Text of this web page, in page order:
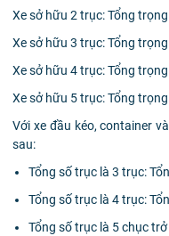
Xe sở hữu 2 trục: Tổng
Xe sở hữu 3 trục: Tổng
Xe sở hữu 4 trục: Tổng
Xe sở hữu 5 trục: Tổng
Với xe đầu kéo, container
sau:
Tổng số trục là 3 trục:
Tổng số trục là 4 trục:
Tổng số trục là 5 chục